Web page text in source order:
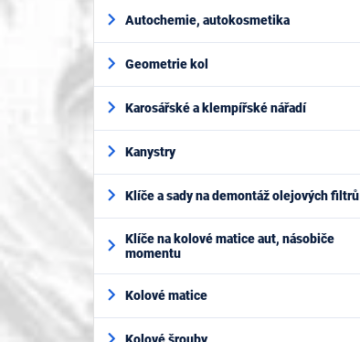
Autochemie, autokosmetika
Geometrie kol
Karosářské a klempířské nářadí
Kanystry
Klíče a sady na demontáž olejových filtrů
Klíče na kolové matice aut, násobiče
momentu
Kolové matice